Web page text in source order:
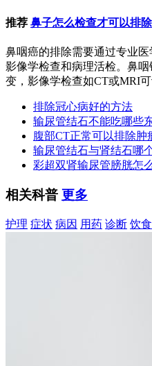
推荐 鼻子怎么检查才可以排
鼻咽癌的排除需要通过专业医
影像学检查和病理活检。鼻
变，影像学检查如CT或MRI
排除冠心病好的方法
输尿管结石不能吃哪些
腹部CT正常可以排除肿
输尿管结石与肾结石哪
彩超双肾输尿管膀胱怎
相关科普 更多
护理 症状 病因 用药 诊断 饮食